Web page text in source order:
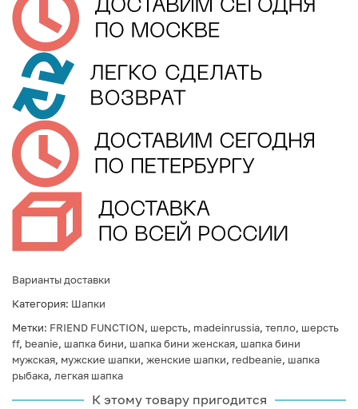
Варианты доставки
Категория: Шапки
Метки: FRIEND FUNCTION, шерсть, madeinrussia, тепло, шерсть
ff, beanie, шапка бини, шапка бини женская, шапка бини
мужская, мужские шапки, женские шапки, redbeanie, шапка
рыбака, легкая шапка
К этому товару пригодится